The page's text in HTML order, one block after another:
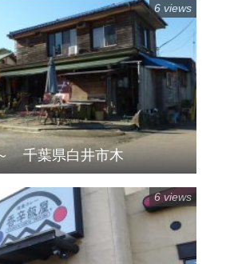
千葉県白井市木
6 views
6 views